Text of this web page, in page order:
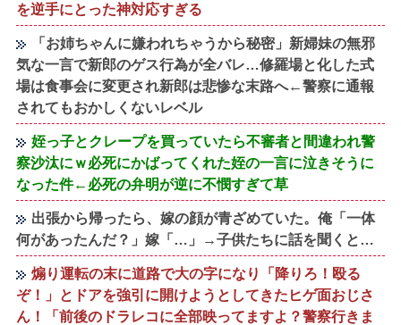
を逆手にとった神対応すぎる
「お姉ちゃんに嫌われちゃうから秘密」新婦妹の無邪
気な一言で新郎のゲス行為が全バレ…修羅場と化した式
場は食事会に変更され新郎は悲惨な末路へ←警察に通報
されてもおかしくないレベル
姪っ子とクレープを買っていたら不審者と間違われ警
察沙汰にｗ必死にかばってくれた姪の一言に泣きそうに
なった件←必死の弁明が逆に不憫すぎて草
出張から帰ったら、嫁の顔が青ざめていた。俺「一体
何があったんだ？」嫁「…」→子供たちに話を聞くと…
煽り運転の末に道路で大の字になり「降りろ！殴る
ぞ！」とドアを強引に開けようとしてきたヒゲ面おじさ
ん！「前後のドラレコに全部映ってますよ？警察行きま